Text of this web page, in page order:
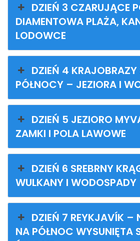
DZIEŃ 3 CZARUJĄCE
DIAMENTOWA PLAŻA,
LODOWCE
DZIEŃ 4 KRAJOBRAZY
PÓŁNOCY – JEZIORA I
DZIEŃ 5 JEZIORO
ZAMKI I POLA LAWOWE
DZIEŃ 6 SREBRNY
WULKANY I WODOSPADY
DZIEŃ 7 REYKJAVÍK –
NA PÓŁNOC WYSUNIĘTA